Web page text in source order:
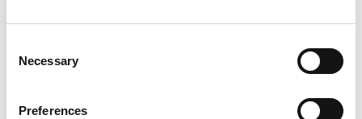
Selection
Necessary
Preferences